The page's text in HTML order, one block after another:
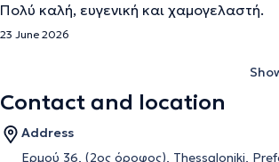
Πολύ καλή, ευγενική και χαμογελαστή.
23 June 2026
Contact and location
Address
Ερμού 36, (2ος όροφος), Thessaloniki,